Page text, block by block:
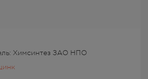
Химсинтез ЗАО НПО